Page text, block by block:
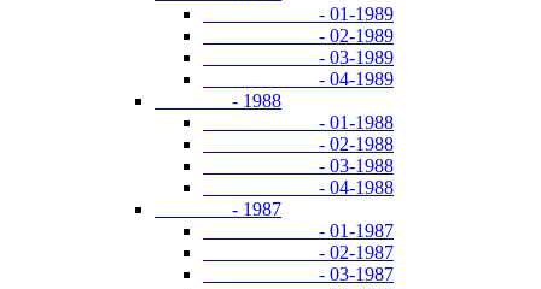
- 01-1989
- 02-1989
- 03-1989
- 04-1989
- 1988
- 01-1988
- 02-1988
- 03-1988
- 04-1988
- 1987
- 01-1987
- 02-1987
- 03-1987